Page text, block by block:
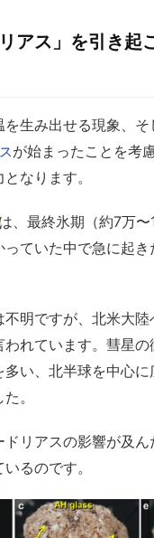
アス」を引き起
を生み出せる現象、
が始まったことを考
なります。
は、最終氷期（約7万
っていた中で急に起
不明ですが、北米大
われています。彗星
多い、北半球を中心
。
ドリアスの影響が及
るのです。